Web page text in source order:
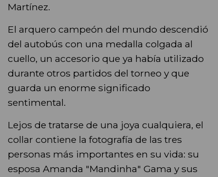
Martínez.
El arquero campeón del mundo descendió
del autobús con una medalla colgada al
cuello, un accesorio que ya había utilizado
durante otros partidos del torneo y que
guarda un enorme significado
sentimental.
Lejos de tratarse de una joya cualquiera, el
collar contiene la fotografía de las tres
personas más importantes en su vida: su
esposa Amanda "Mandinha" Gama y sus